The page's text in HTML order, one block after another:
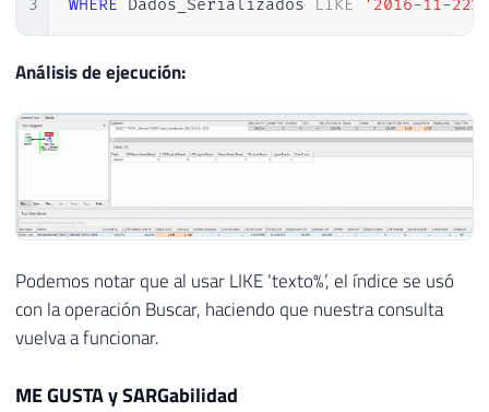
3
WHERE Dados_Serializados LIKE '2016-11-
Análisis de ejecución:
Podemos notar que al usar LIKE ‘texto%’, el índice se usó
con la operación Buscar, haciendo que nuestra consulta
vuelva a funcionar.
ME GUSTA y SARGabilidad